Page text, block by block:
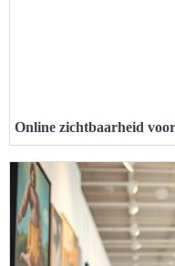
Online zichtbaarheid